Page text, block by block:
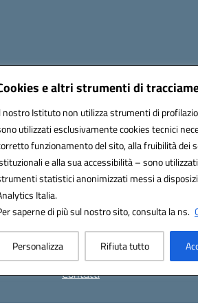
e altri strumenti di
nostro Istituto non utilizza strumenti di
utilizzati esclusivamente cookies tecnici
funzionamento del sito, alla fruibilità dei
e alla sua accessibilità – sono
statistici anonimizzati messi a
Italia.
saperne di più sul nostro sito, consulta la ns.
Personalizza Rifiuta tutto
Novità
Le notizie
Le circolari
Calendario eventi
Area riservata docenti
Albo Sindacale
Contatti